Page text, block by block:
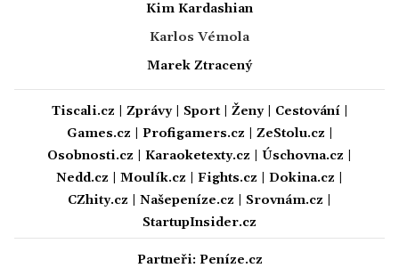
Kim Kardashian
Karlos Vémola
Marek Ztracený
Tiscali.cz Zprávy| Sport| Ženy| Cestování|
Games.cz
Profigamers.cz ZeStolu.cz
Osobnosti.cz
Karaoketexty.cz Úschovna.cz
Nedd.cz
Moulík.cz Fights.cz Dokina.cz
CZhity.cz
Našepeníze.cz Srovnám.cz
StartupInsider.cz
Partneři: Peníze.cz